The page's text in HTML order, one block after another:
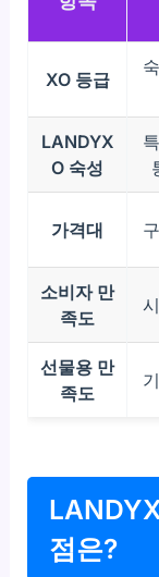
XO 등급
LANDYX
O 숙성
가격대
소비자 만
족도
선물용 만
족도
점은?